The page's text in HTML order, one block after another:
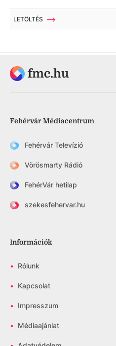
LETÖLTÉS
fmc.hu
Fehérvár Médiacentrum
Fehérvár Televízió
Vörösmarty Rádió
FehérVár hetilap
szekesfehervar.hu
Információk
• Rólunk
• Kapcsolat
• Impresszum
• Médiaajánlat